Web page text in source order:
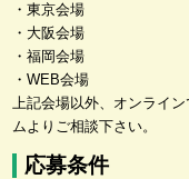
・東京会場
・大阪会場
・福岡会場
・WEB会場
上記会場以外、オンライ
ムよりご相談下さい。
応募条件